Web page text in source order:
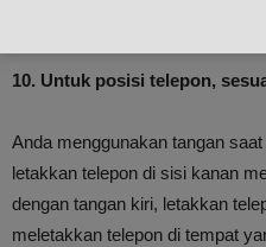
10. Untuk posisi telepon,
Anda menggunakan tangan
letakkan telepon di sisi kanan
dengan tangan kiri, letakkan
meletakkan telepon di tempat